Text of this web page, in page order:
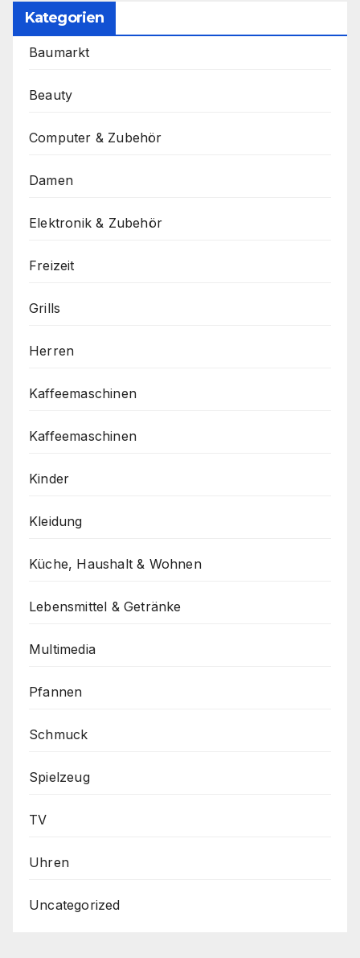
Kategorien
Baumarkt
Beauty
Computer & Zubehör
Damen
Elektronik & Zubehör
Freizeit
Grills
Herren
Kaffeemaschinen
Kaffeemaschinen
Kinder
Kleidung
Küche, Haushalt & Wohnen
Lebensmittel & Getränke
Multimedia
Pfannen
Schmuck
Spielzeug
TV
Uhren
Uncategorized